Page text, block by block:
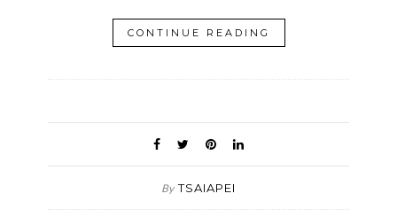
CONTINUE READING
By TSAIAPEI